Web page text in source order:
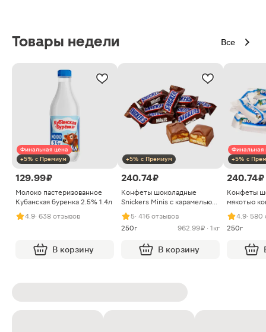
Товары недели Все
Финальная цена
+5% с Премиум
129.99 ₽
Молоко пастеризованное
Кубанская буренка 2.5% 1.4л
4.9· 638 отзывов
В корзину
+5% с Премиум
240.74 ₽
Конфеты шоколадные
Snickers Minis с карамелью
арахисом и нугой
5· 416 отзывов
250г
962.99 ₽ · 1кг
В корзину
Финальная
+5% с
240.74 ₽
Конфеты
мякотью
4.9· 580
250г